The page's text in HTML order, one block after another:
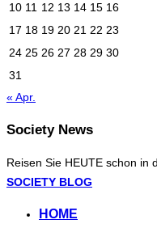
10 11 12 13 14 15 16
17 18 19 20 21 22 23
24 25 26 27 28 29 30
31
« Apr.
Society News
Reisen Sie HEUTE schon in
Zum
springen
SOCIETY BLOG
HOME